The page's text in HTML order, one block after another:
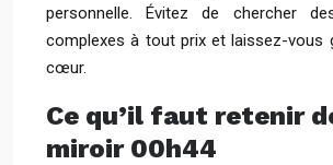
personnelle. Évitez de chercher
complexes à tout prix et laissez-vous
cœur.
Ce qu’il faut retenir
miroir 00h44